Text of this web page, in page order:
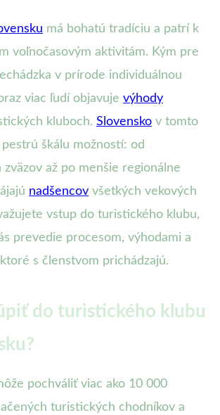
má bohatú tradíciu a patrí k
voľnočasovým aktivitám. Kým pre
v prírode individuálnou
viac ľudí objavuje výhody
kluboch. Slovensko v tomto
škálu možností: od
až po menšie regionálne
nadšencov všetkých vekových
vstup do turistického klubu,
prevedie procesom, výhodami a
s členstvom prichádzajú.
do turistického klubu
pochváliť viac ako 10 000
turistických chodníkov a